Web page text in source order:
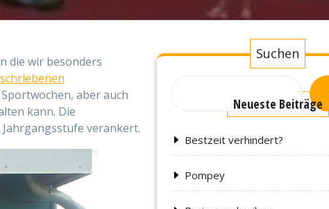
die wir besonders
aber auch
kann. Die
verankert.
Suchen
Neueste Beiträge
Bestzeit verhindert?
Pompey